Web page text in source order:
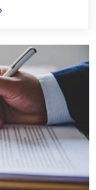
Digitais